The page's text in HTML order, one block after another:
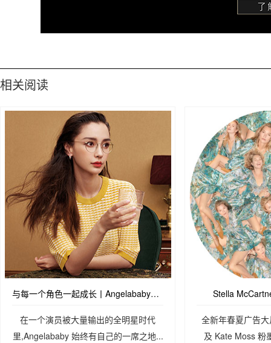
相关阅读
与每一个角色一起成长丨Angelababy复古风登时尚刊物
在一个演员被大量输出的全明星时代
里,Angelababy 始终有自己的一席之地...
Stella
全新年春夏广告
及 Kate Moss 粉